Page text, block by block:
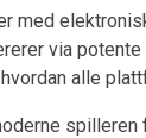
med
via
alle
spilleren